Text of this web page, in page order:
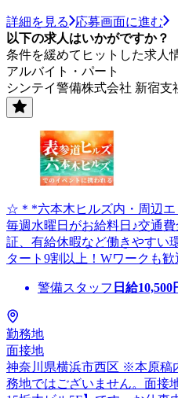
詳細を見る
応募画面に進む
以下の求人はいかがですか？
条件を緩めてヒットした求人
アルバイト・パート
シンテイ警備株式会社 新宿支
☆＊*六本木ヒルズ内・周辺
毎週水曜日がお給料日♪交通
証、有給休暇など働きやすい
タート9割以上！Wワークも歓
警備スタッフ 日給10,500
勤務地
面接地
神奈川県横浜市西区 ※本原稿
務地ではございません。面接